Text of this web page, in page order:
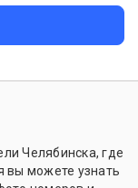
Челябинска, где
вы можете узнать